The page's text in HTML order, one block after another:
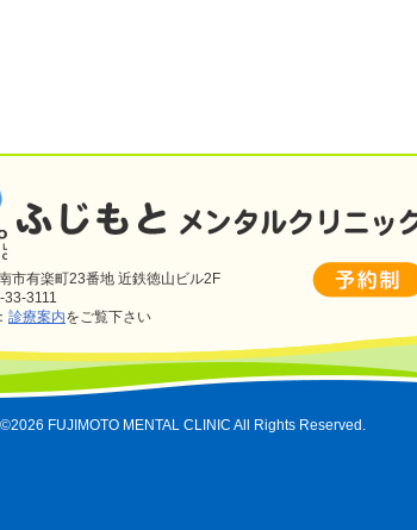
市有楽町23番地 近鉄徳山ビル2F
3111
診療案内をご覧下さい
FUJIMOTO MENTAL CLINIC All Rights Reserved.